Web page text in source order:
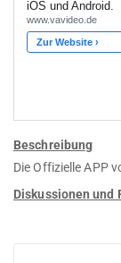
Beschreibung
Die Offizielle APP
Diskussionen und